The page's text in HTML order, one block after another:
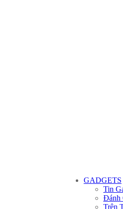
GADGETS
Tin
Đánh
Trên